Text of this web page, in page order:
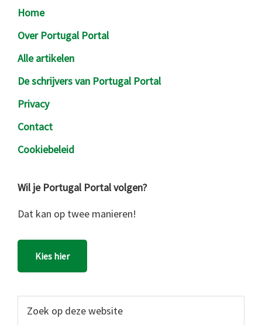
Footer
Home
Over Portugal Portal
Alle artikelen
De schrijvers van Portugal Portal
Privacy
Contact
Cookiebeleid
Wil je Portugal Portal volgen?
Dat kan op twee manieren!
Kies hier